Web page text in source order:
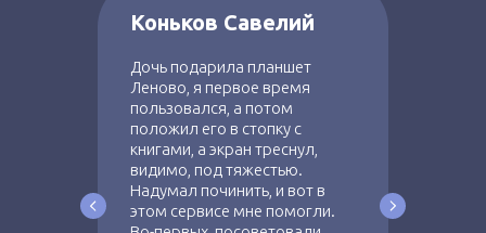
Коньков Савелий
Дочь подарила планшет
Леново, я первое время
пользовался, а потом
положил его в стопку с
книгами, а экран треснул,
видимо, под тяжестью.
Надумал починить, и вот в
этом сервисе мне помогли.